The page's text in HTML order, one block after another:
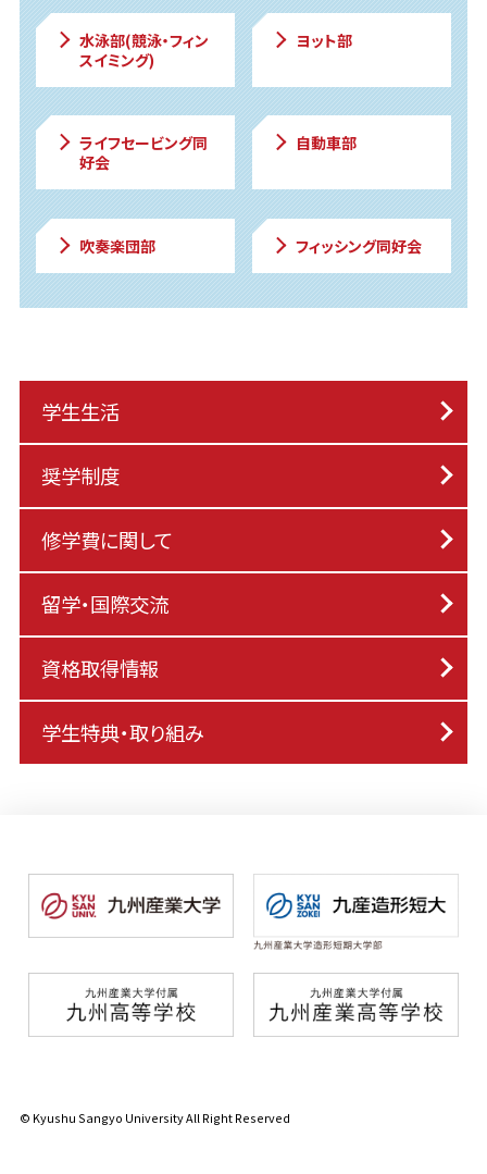
水泳部(競泳・フィン
スイミング)
ヨット部
ライフセービング同
好会
自動車部
吹奏楽団部 フィッシング同好会
学生生活
奨学制度
修学費に関して
留学・国際交流
資格取得情報
学生特典・取り組み
© Kyushu Sangyo University All Right Reserved